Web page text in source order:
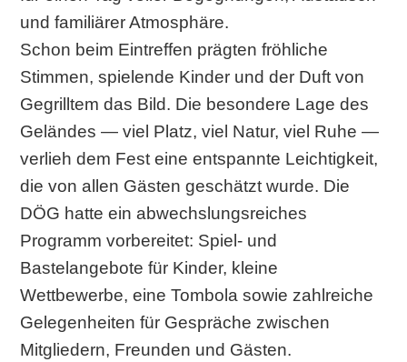
und familiärer Atmosphäre.
Schon beim Eintreffen prägten fröhliche
Stimmen, spielende Kinder und der Duft von
Gegrilltem das Bild. Die besondere Lage des
Geländes — viel Platz, viel Natur, viel Ruhe —
verlieh dem Fest eine entspannte Leichtigkeit,
die von allen Gästen geschätzt wurde. Die
DÖG hatte ein abwechslungsreiches
Programm vorbereitet: Spiel- und
Bastelangebote für Kinder, kleine
Wettbewerbe, eine Tombola sowie zahlreiche
Gelegenheiten für Gespräche zwischen
Mitgliedern, Freunden und Gästen.